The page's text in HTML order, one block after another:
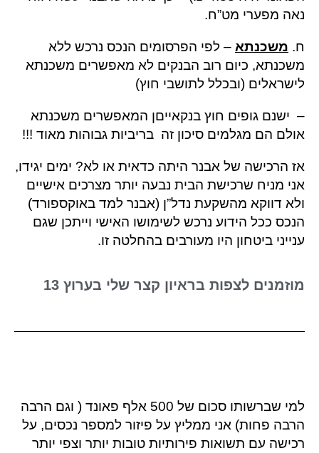
נאה מפערי מט”ח.
ח. משכנתא – לפי הפרסומים הנכס נרכש ללא
משכנתא, כיום רוב הבנקים לא מאפשרים משכנתא
לישראלים (ובכלל לתושבי חוץ)
– ישנם גופים חוץ בנקאייםן המאפשרים משכנתא
אולם הם מגלמים סיכון זה בריביות גבוהות מאוד !!!
אז הרכישה של אבנר היתה כדאית או לא? ימים יגידו,
אני מניח שרכישת הבית נבעה יותר מצרכים אישיים
ולא דווקא מהשקעת נדל”ן (אבנר למד באוקספורד)
הנכס ככל הידוע נרכש לשימושו האישי וייתכן שגם
ענייני ביטחון היו מעורבים בהחלטה זו.
מוזמנים לצפות בראיון קצר שלי בערוץ 13
למי שברשותו סכום של 500 אלף פאונד ( וגם הרבה
הרבה פחות) אני ממליץ על פיזור למספר נכסים, על
רכישה עם תשואות פירותיות טובות יותר וצפי יותר